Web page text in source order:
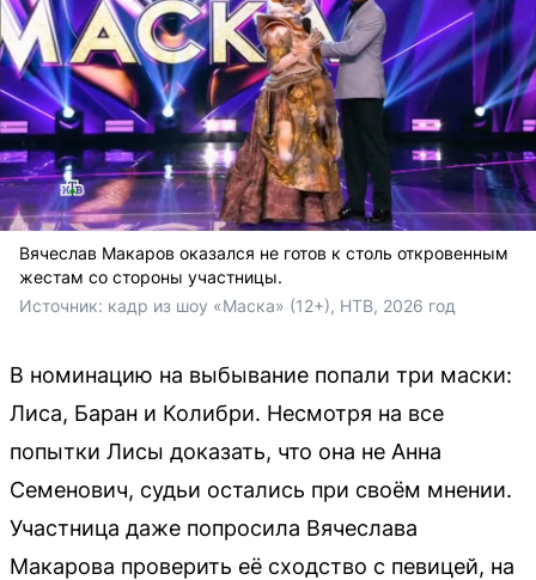
Вячеслав Макаров оказался не готов к столь откровенным
жестам со стороны участницы.
Источник: кадр из шоу «Маска» (12+), НТВ, 2026 год
В номинацию на выбывание попали три маски:
Лиса, Баран и Колибри. Несмотря на все
попытки Лисы доказать, что она не Анна
Семенович, судьи остались при своём мнении.
Участница даже попросила Вячеслава
Макарова проверить её сходство с певицей, на